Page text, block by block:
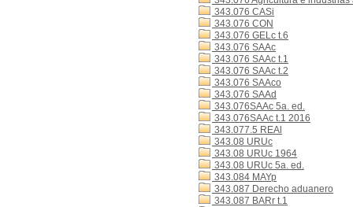
343.076 CASi
343.076 CON
343.076 GELc t.6
343.076 SAAc
343.076 SAAc t.1
343.076 SAAc t.2
343.076 SAAco
343.076 SAAd
343.076SAAc 5a. ed.
343.076SAAc t.1 2016
343.077.5 REAl
343.08 URUc
343.08 URUc 1964
343.08 URUc 5a. ed.
343.084 MAYp
343.087 Derecho aduanero
343.087 BARr t.1